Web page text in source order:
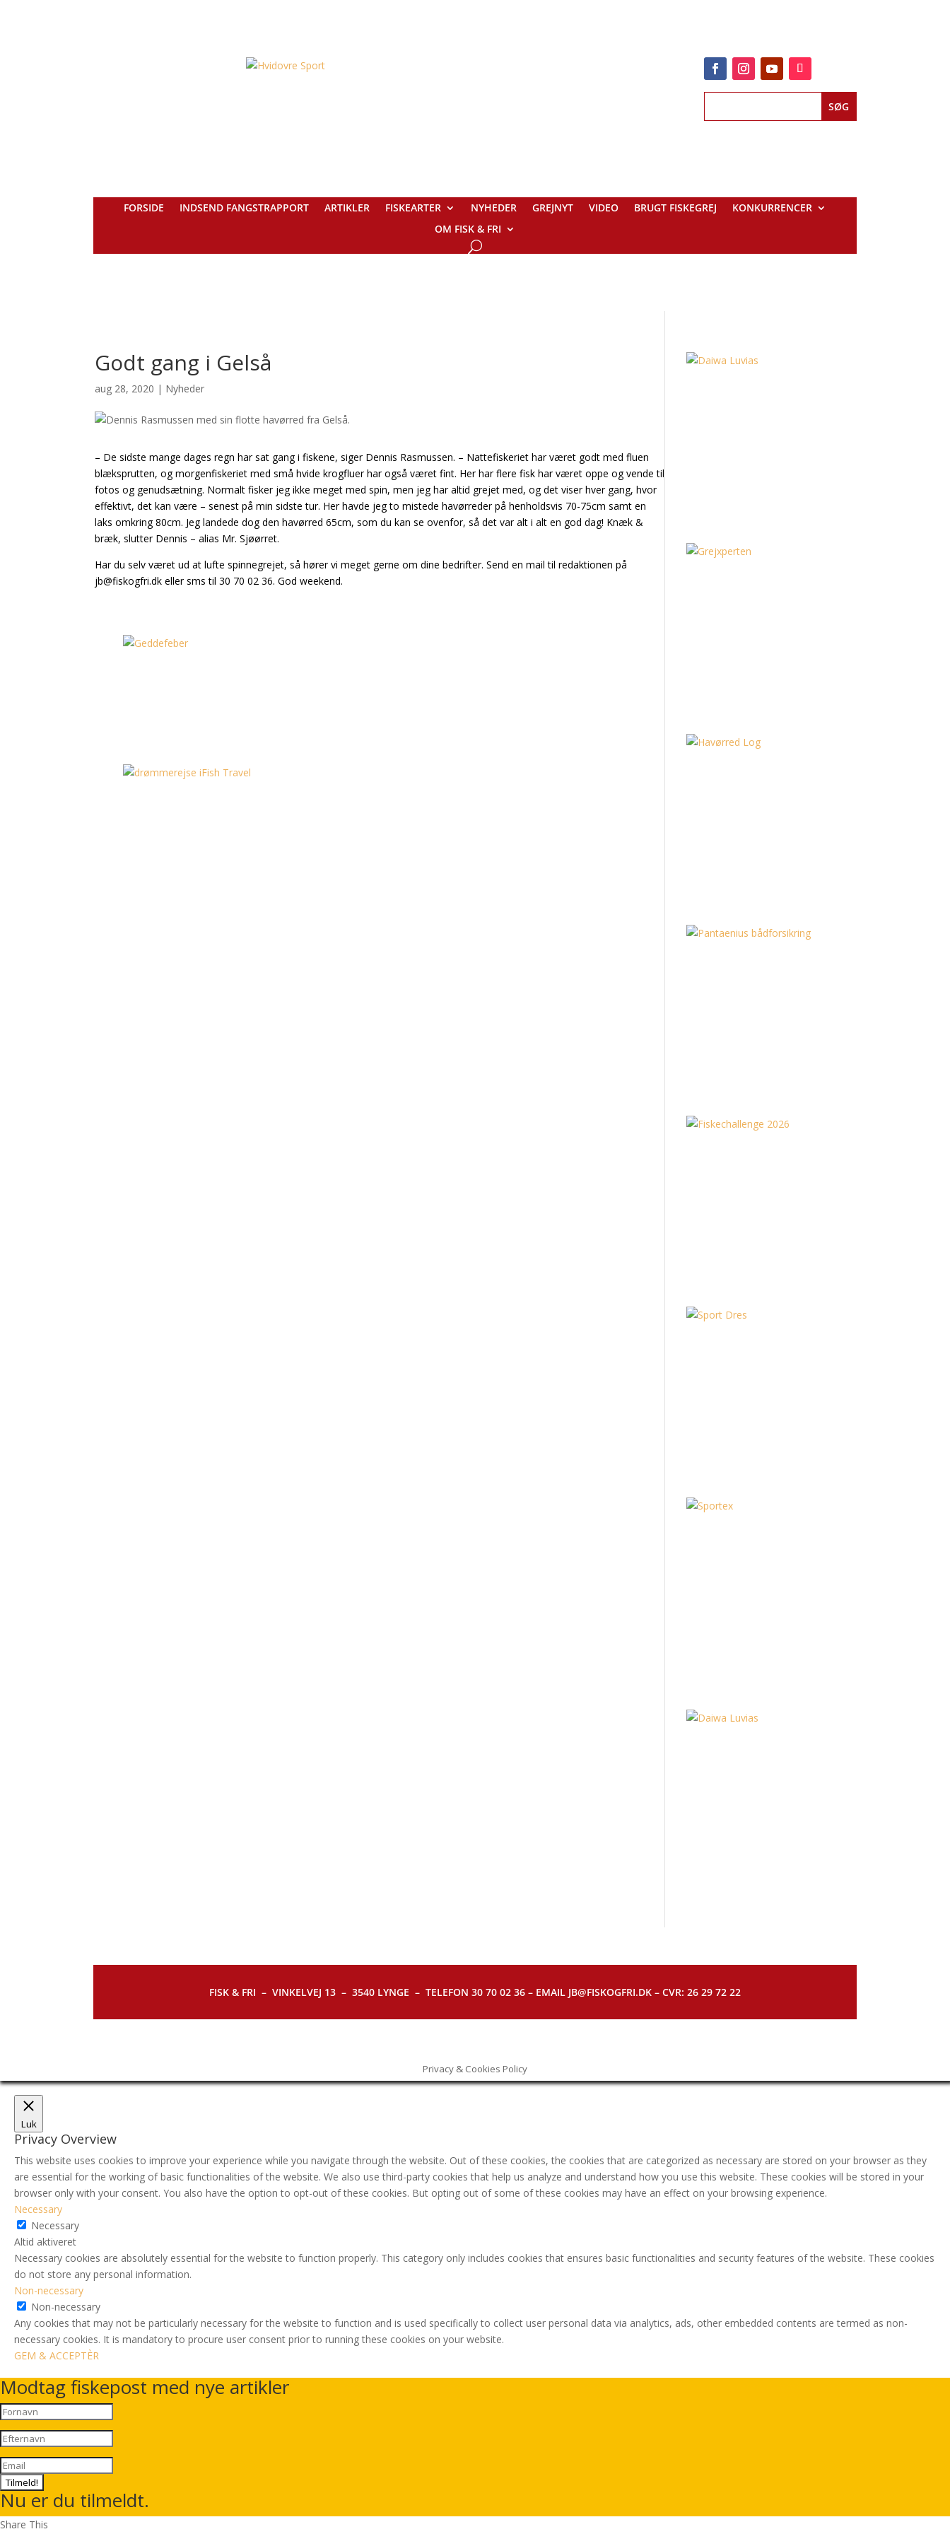
FORSIDE INDSEND FANGSTRAPPORT ARTIKLER FISKEARTER NYHEDER GREJNYT VIDEO BRUGT FISKEGREJ
KONKURRENCER
OM FISK & FRI
Godt gang i Gelså
aug 28, 2020 | Nyheder
– De sidste mange dages regn har sat gang i fiskene, siger Dennis Rasmussen. – Nattefiskeriet har været godt med fluen
blæksprutten, og morgenfiskeriet med små hvide krogfluer har også været fint. Her har flere fisk har været oppe og vende til
fotos og genudsætning. Normalt fisker jeg ikke meget med spin, men jeg har altid grejet med, og det viser hver gang, hvor
effektivt, det kan være – senest på min sidste tur. Her havde jeg to mistede havørreder på henholdsvis 70-75cm samt en
laks omkring 80cm. Jeg landede dog den havørred 65cm, som du kan se ovenfor, så det var alt i alt en god dag! Knæk &
bræk, slutter Dennis – alias Mr. Sjøørret.
Har du selv været ud at lufte spinnegrejet, så hører vi meget gerne om dine bedrifter. Send en mail til redaktionen på
jb@fiskogfri.dk eller sms til 30 70 02 36. God weekend.
FISK & FRI – VINKELVEJ 13 – 3540 LYNGE – TELEFON 30 70 02 36 – EMAIL JB@FISKOGFRI.DK – CVR: 26 29 72 22
Privacy & Cookies Policy
Luk
Privacy Overview
This website uses cookies to improve your experience while you navigate through the website. Out of these cookies, the cookies that are categorized as necessary are stored on your browser as they
are essential for the working of basic functionalities of the website. We also use third-party cookies that help us analyze and understand how you use this website. These cookies will be stored in your
browser only with your consent. You also have the option to opt-out of these cookies. But opting out of some of these cookies may have an effect on your browsing experience.
Necessary
Necessary
Altid aktiveret
Necessary cookies are absolutely essential for the website to function properly. This category only includes cookies that ensures basic functionalities and security features of the website. These cookies
do not store any personal information.
Non-necessary
Non-necessary
Any cookies that may not be particularly necessary for the website to function and is used specifically to collect user personal data via analytics, ads, other embedded contents are termed as non-
necessary cookies. It is mandatory to procure user consent prior to running these cookies on your website.
GEM & ACCEPTÈR
Modtag fiskepost med nye artikler
Tilmeld!
Nu er du tilmeldt.
Share This